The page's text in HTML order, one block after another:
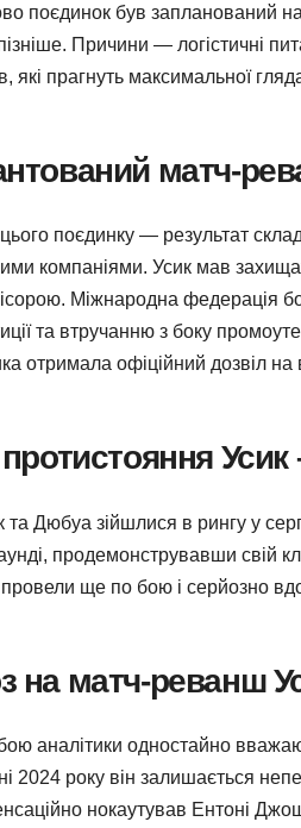
поєдинок був запланований
Причини — логістичні
які прагнуть максимальної
матч-
цього поєдинку — результат
компаніями. Усик мав
Міжнародна федерація
та втручанню з боку
отримала офіційний дозвіл на
протистояння
Дюбуа зійшлися в рингу у
продемонструвавши свій
ще по бою і серйозно
на матч-реванш
аналітики одностайно
2024 року він залишається
нокаутував Ентоні